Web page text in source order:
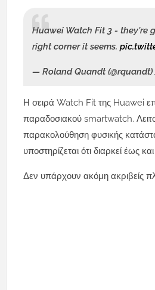
Huawei Watch Fit 3 - they're
right corner it seems.
— Roland Quandt (@rquandt)
Η σειρά Watch Fit της Huawei
παραδοσιακού smartwatch.
παρακολούθηση φυσικής
υποστηρίζεται ότι διαρκεί έως
Δεν υπάρχουν ακόμη ακριβείς